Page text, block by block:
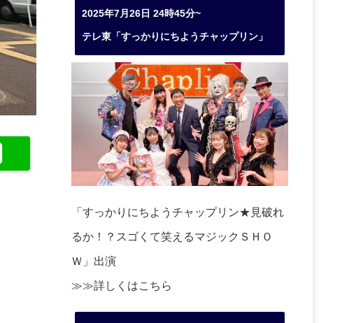
2025年7月26日 24時45分~
テレ東「すっかりにちようチャップリン」
「すっかりにちようチャップリン★見破れ
るか！？スゴくて笑えるマジックＳＨＯ
Ｗ」出演
≫≫詳しくはこちら